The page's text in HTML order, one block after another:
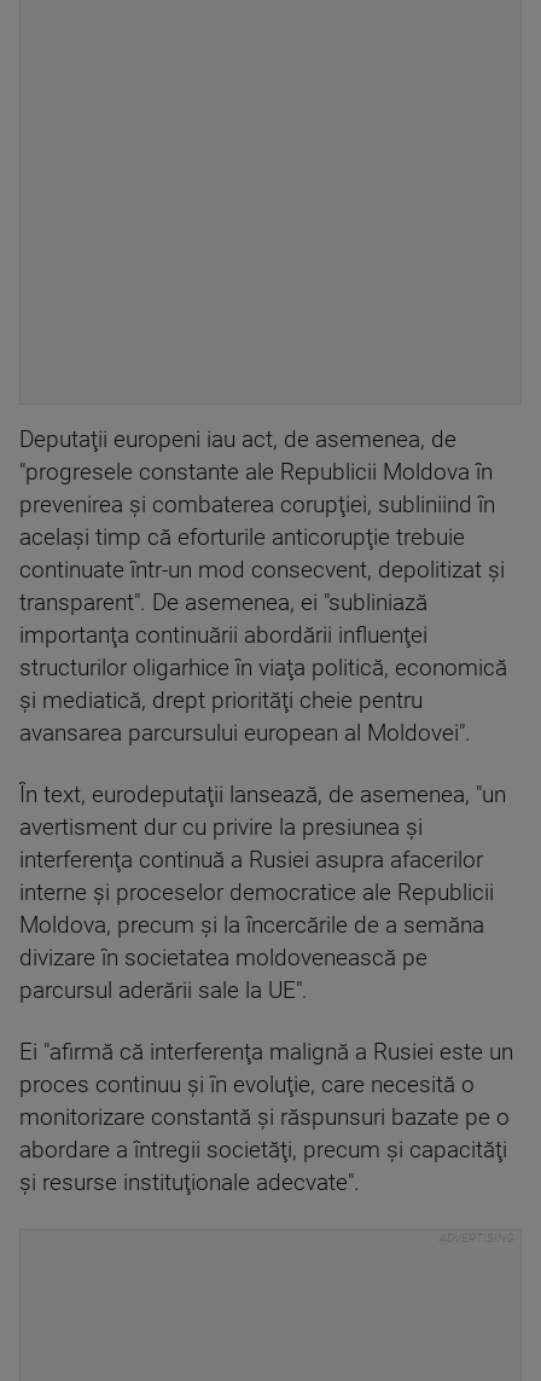
Deputaţii europeni iau act, de asemenea, de
"progresele constante ale Republicii Moldova în
prevenirea şi combaterea corupţiei, subliniind în
acelaşi timp că eforturile anticorupţie trebuie
continuate într-un mod consecvent, depolitizat şi
transparent". De asemenea, ei "subliniază
importanţa continuării abordării influenţei
structurilor oligarhice în viaţa politică, economică
şi mediatică, drept priorităţi cheie pentru
avansarea parcursului european al Moldovei".
În text, eurodeputaţii lansează, de asemenea, "un
avertisment dur cu privire la presiunea şi
interferenţa continuă a Rusiei asupra afacerilor
interne şi proceselor democratice ale Republicii
Moldova, precum şi la încercările de a semăna
divizare în societatea moldovenească pe
parcursul aderării sale la UE".
Ei "afirmă că interferenţa malignă a Rusiei este un
proces continuu şi în evoluţie, care necesită o
monitorizare constantă şi răspunsuri bazate pe o
abordare a întregii societăţi, precum şi capacităţi
şi resurse instituţionale adecvate".